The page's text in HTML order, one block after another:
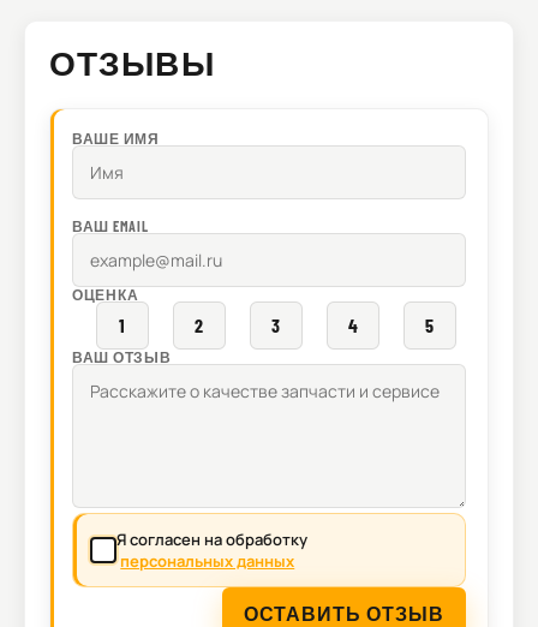
ОТЗЫВЫ
ВАШЕ ИМЯ
ВАШ EMAIL
ОЦЕНКА
1 2 3 4 5
ВАШ ОТЗЫВ
Я согласен на обработку
персональных данных
ОСТАВИТЬ ОТЗЫВ